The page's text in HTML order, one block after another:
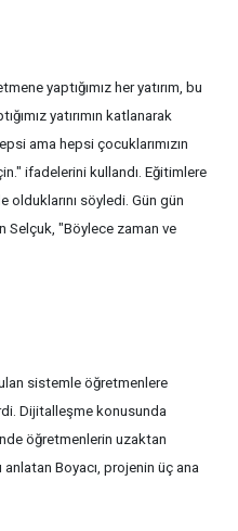
yaptığımız her yatırım, bu
yatırımın katlanarak
ama hepsi çocuklarımızın
ifadelerini kullandı. Eğitimlere
söyledi. Gün gün
Selçuk, "Böylece zaman ve
sistemle öğretmenlere
Dijitalleşme konusunda
öğretmenlerin uzaktan
Boyacı, projenin üç ana